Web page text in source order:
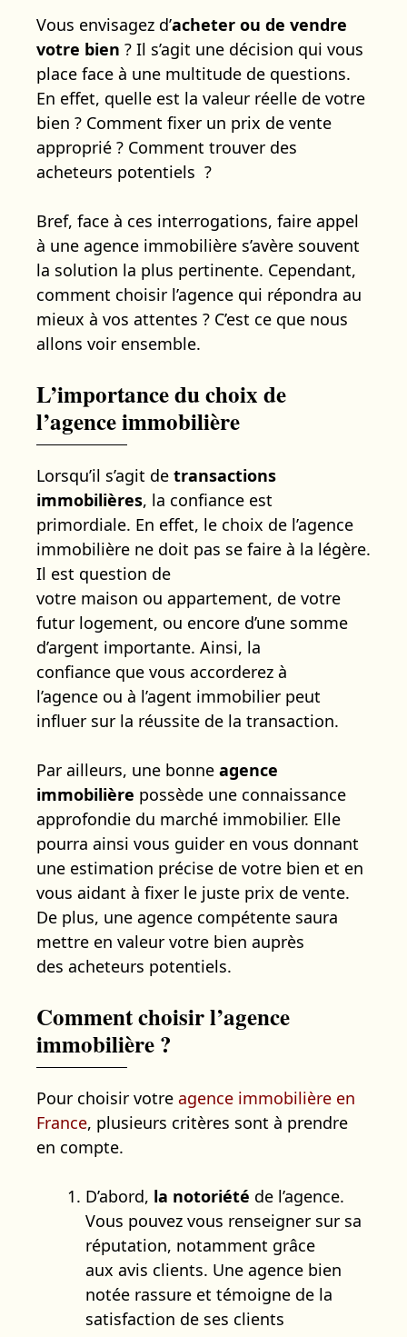
Vous envisagez d’acheter ou de vendre
votre bien ? Il s’agit une décision qui vous
place face à une multitude de questions.
En effet, quelle est la valeur réelle de votre
bien ? Comment fixer un prix de vente
approprié ? Comment trouver des
acheteurs potentiels ?
Bref, face à ces interrogations, faire appel
à une agence immobilière s’avère souvent
la solution la plus pertinente. Cependant,
comment choisir l’agence qui répondra au
mieux à vos attentes ? C’est ce que nous
allons voir ensemble.
L’importance du choix de
l’agence immobilière
Lorsqu’il s’agit de transactions
immobilières, la confiance est
primordiale. En effet, le choix de l’agence
immobilière ne doit pas se faire à la légère.
Il est question de
votre maison ou appartement, de votre
futur logement, ou encore d’une somme
d’argent importante. Ainsi, la
confiance que vous accorderez à
l’agence ou à l’agent immobilier peut
influer sur la réussite de la transaction.
Par ailleurs, une bonne agence
immobilière possède une connaissance
approfondie du marché immobilier. Elle
pourra ainsi vous guider en vous donnant
une estimation précise de votre bien et en
vous aidant à fixer le juste prix de vente.
De plus, une agence compétente saura
mettre en valeur votre bien auprès
des acheteurs potentiels.
Comment choisir l’agence
immobilière ?
Pour choisir votre agence immobilière en
France, plusieurs critères sont à prendre
en compte.
D’abord, la notoriété de l’agence.
Vous pouvez vous renseigner sur sa
réputation, notamment grâce
aux avis clients. Une agence bien
notée rassure et témoigne de la
satisfaction de ses clients